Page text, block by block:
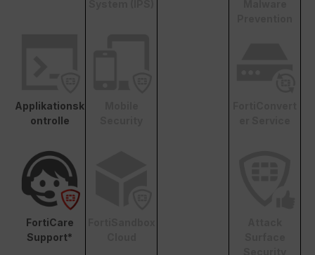
Applikationsk
ontrolle
FortiCare
Support*